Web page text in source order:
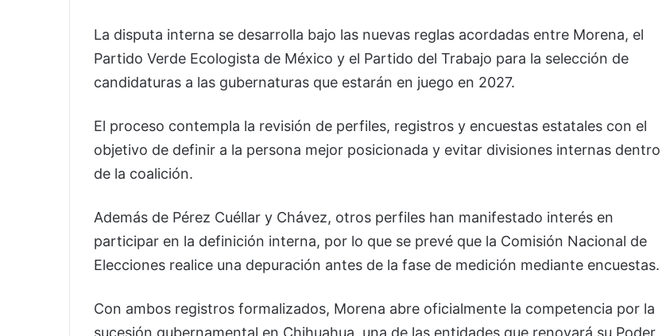
La disputa interna se desarrolla bajo las nuevas reglas acordadas entre Morena, el
Partido Verde Ecologista de México y el Partido del Trabajo para la selección de
candidaturas a las gubernaturas que estarán en juego en 2027.
El proceso contempla la revisión de perfiles, registros y encuestas estatales con el
objetivo de definir a la persona mejor posicionada y evitar divisiones internas dentro
de la coalición.
Además de Pérez Cuéllar y Chávez, otros perfiles han manifestado interés en
participar en la definición interna, por lo que se prevé que la Comisión Nacional de
Elecciones realice una depuración antes de la fase de medición mediante encuestas.
Con ambos registros formalizados, Morena abre oficialmente la competencia por la
sucesión gubernamental en Chihuahua, una de las entidades que renovará su Poder